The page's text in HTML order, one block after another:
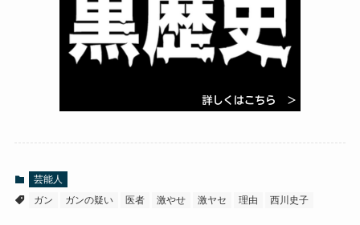
芸能人
ガン
ガンの疑い 医者 激やせ 激ヤセ 理由 西川史子